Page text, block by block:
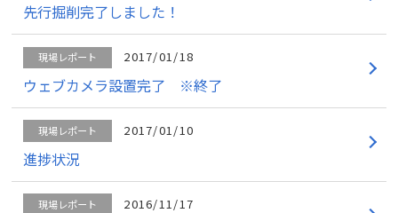
先行掘削完了しました！
現場レポート 2017/01/18
ウェブカメラ設置完了 ※終了
現場レポート 2017/01/10
進捗状況
現場レポート 2016/11/17